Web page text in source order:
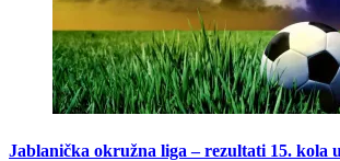
Jablanička okružna liga – rezultati 15. kola